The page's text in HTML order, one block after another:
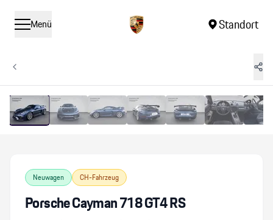
Menü Standort
Neuwagen CH-Fahrzeug
Porsche Cayman 718 GT4 RS